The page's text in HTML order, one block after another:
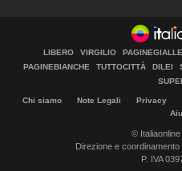
LIBERO VIRGILIO PAGINEGIALLE
PAGINEBIANCHE
TUTTOCITTÀ DILEI
Chi siamo Note Legali Privacy
©
Direzione e coordinamento
P. IVA